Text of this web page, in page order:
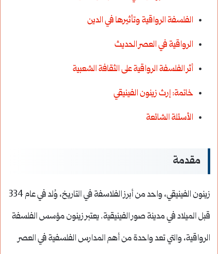
الفلسفة الرواقية وتأثيرها في الدين
الرواقية في العصر الحديث
أثر الفلسفة الرواقية على الثقافة الشعبية
خاتمة: إرث زينون الفينيقي
الأسئلة الشائعة
مقدمة
زينون الفينيقي، واحد من أبرز الفلاسفة في التاريخ، وُلد في عام 334
قبل الميلاد في مدينة صور الفينيقية. يعتبر زينون مؤسس الفلسفة
الرواقية، والتي تعد واحدة من أهم المدارس الفلسفية في العصر